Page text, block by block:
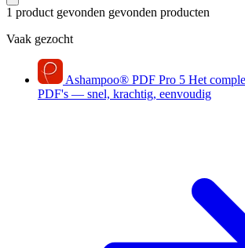
1 product gevonden gevonden producten
Vaak gezocht
Ashampoo® PDF Pro 5 Het
PDF's — snel, krachtig, eenvoudig